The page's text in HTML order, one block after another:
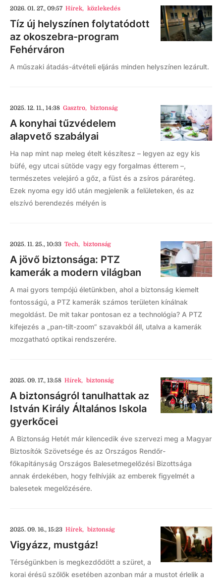
2026. 01. 27., 09:57 Hírek, közlekedés
Tíz új helyszínen folytatódott
az okoszebra-program
Fehérváron
A műszaki átadás-átvételi eljárás minden helyszínen lezárult.
2025. 12. 11., 14:38 Gasztro, biztonság
A konyhai tűzvédelem
alapvető szabályai
Ha nap mint nap meleg ételt készítesz – legyen az egy kis
büfé, egy utcai sütöde vagy egy forgalmas étterem –,
természetes velejáró a gőz, a füst és a zsíros páraréteg.
Ezek nyoma egy idő után megjelenik a felületeken, és az
elszívó berendezés mélyén is
2025. 11. 25., 10:33 Tech, biztonság
A jövő biztonsága: PTZ
kamerák a modern világban
A mai gyors tempójú életünkben, ahol a biztonság kiemelt
fontosságú, a PTZ kamerák számos területen kínálnak
megoldást. De mit takar pontosan ez a technológia? A PTZ
kifejezés a „pan-tilt-zoom” szavakból áll, utalva a kamerák
mozgatható optikai rendszerére.
2025. 09. 17., 13:58 Hírek, biztonság
A biztonságról tanulhattak az
István Király Általános Iskola
gyerkőcei
A Biztonság Hetét már kilencedik éve szervezi meg a Magyar
Biztosítók Szövetsége és az Országos Rendőr-
főkapitányság Országos Balesetmegelőzési Bizottsága
annak érdekében, hogy felhívják az emberek figyelmét a
balesetek megelőzésére.
2025. 09. 16., 15:23 Hírek, biztonság
Vigyázz, mustgáz!
Térségünkben is megkezdődött a szüret, a
korai érésű szőlők esetében azonban már a mustot érlelik a